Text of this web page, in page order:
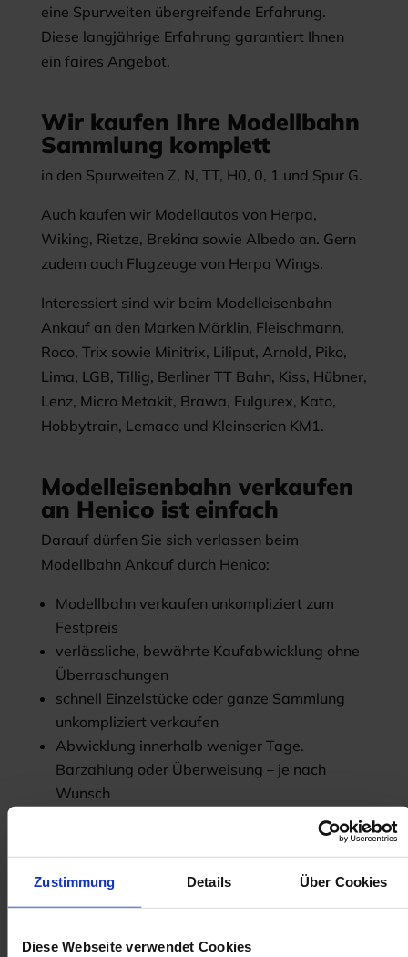
Zustimmung Details Über Cookies
Diese Webseite verwendet Cookies
eine Spurweiten übergreifende Erfahrung.
Diese langjährige Erfahrung garantiert Ihnen
ein faires Angebot.
Wir kaufen Ihre Modellbahn
Sammlung komplett
in den Spurweiten Z, N, TT, H0, 0, 1 und Spur G.
Auch kaufen wir Modellautos von Herpa,
Wiking, Rietze, Brekina sowie Albedo an. Gern
zudem auch Flugzeuge von Herpa Wings.
Interessiert sind wir beim Modelleisenbahn
Ankauf an den Marken Märklin, Fleischmann,
Roco, Trix sowie Minitrix, Liliput, Arnold, Piko,
Lima, LGB, Tillig, Berliner TT Bahn, Kiss, Hübner,
Lenz, Micro Metakit, Brawa, Fulgurex, Kato,
Hobbytrain, Lemaco und Kleinserien KM1.
Modelleisenbahn verkaufen
an Henico ist einfach
Darauf dürfen Sie sich verlassen beim
Modellbahn Ankauf durch Henico:
Modellbahn verkaufen unkompliziert zum
Festpreis
verlässliche, bewährte Kaufabwicklung ohne
Überraschungen
schnell Einzelstücke oder ganze Sammlung
unkompliziert verkaufen
Abwicklung innerhalb weniger Tage.
Barzahlung oder Überweisung – je nach
Wunsch
Sowohl vom Modellbahner wie auch vom
Sammler und Liebhaber. Aber auch für Erben
und Erbengemeinschaften sind wir beim